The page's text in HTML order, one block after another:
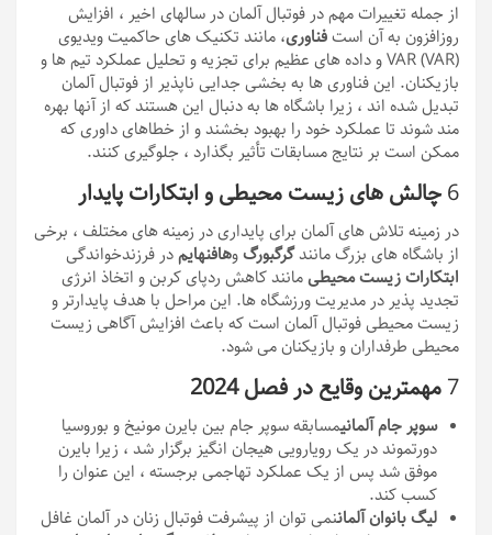
از جمله تغییرات مهم در فوتبال آلمان در سالهای اخیر ، افزایش
روزافزون به آن استفناوری، مانند تکنیک های حاکمیت ویدیوی
VAR (VAR) و داده های عظیم برای تجزیه و تحلیل عملکرد تیم ها و
بازیکنان. این فناوری ها به بخشی جدایی ناپذیر از فوتبال آلمان
تبدیل شده اند ، زیرا باشگاه ها به دنبال این هستند که از آنها بهره
مند شوند تا عملکرد خود را بهبود بخشند و از خطاهای داوری که
ممکن است بر نتایج مسابقات تأثیر بگذارد ، جلوگیری کنند.
6چالش های زیست محیطی و ابتکارات پایدار
در زمینه تلاش های آلمان برای پایداری در زمینه های مختلف ، برخی
از باشگاه های بزرگ مانندگرگبورگوهافنهایمدر فرزندخواندگی
ابتکارات زیست محیطیمانند کاهش ردپای کربن و اتخاذ انرژی
تجدید پذیر در مدیریت ورزشگاه ها. این مراحل با هدف پایدارتر و
زیست محیطی فوتبال آلمان است که باعث افزایش آگاهی زیست
محیطی طرفداران و بازیکنان می شود.
7مهمترین وقایع در فصل 2024
سوپر جام آلمانیمسابقه سوپر جام بین بایرن مونیخ و بوروسیا
دورتموند در یک رویارویی هیجان انگیز برگزار شد ، زیرا بایرن
موفق شد پس از یک عملکرد تهاجمی برجسته ، این عنوان را
کسب کند.
لیگ بانوان آلماننمی توان از پیشرفت فوتبال زنان در آلمان غافل